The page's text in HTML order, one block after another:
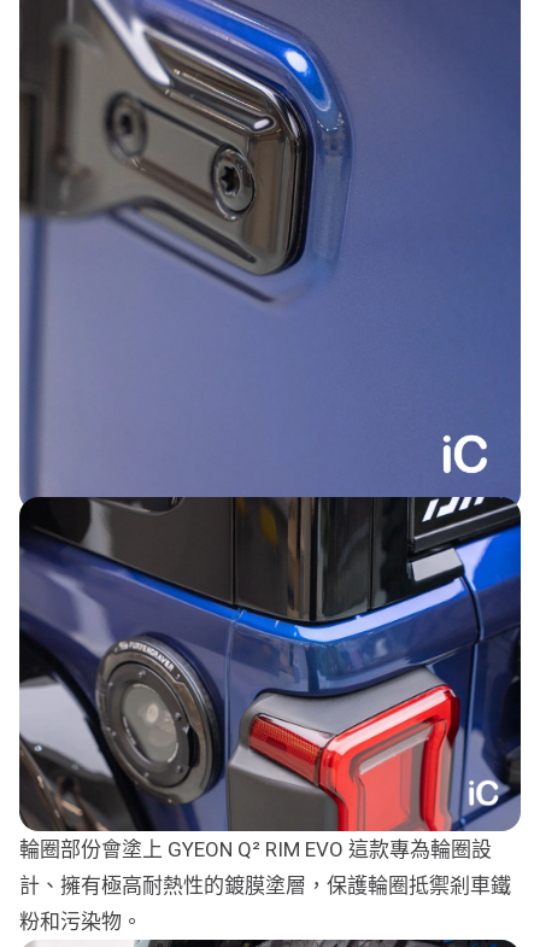
輪圈部份會塗上 GYEON Q² RIM EVO 這款專為輪圈設
計、擁有極高耐熱性的鍍膜塗層，保護輪圈抵禦剎車鐵
粉和污染物。